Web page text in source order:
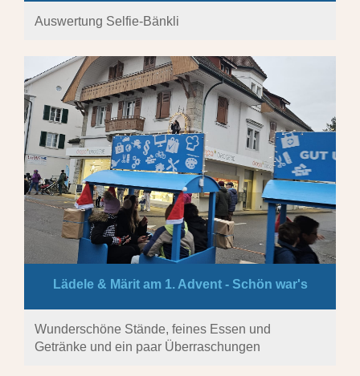
Auswertung Selfie-Bänkli
Lädele & Märit am 1. Advent - Schön war's
Wunderschöne Stände, feines Essen und
Getränke und ein paar Überraschungen